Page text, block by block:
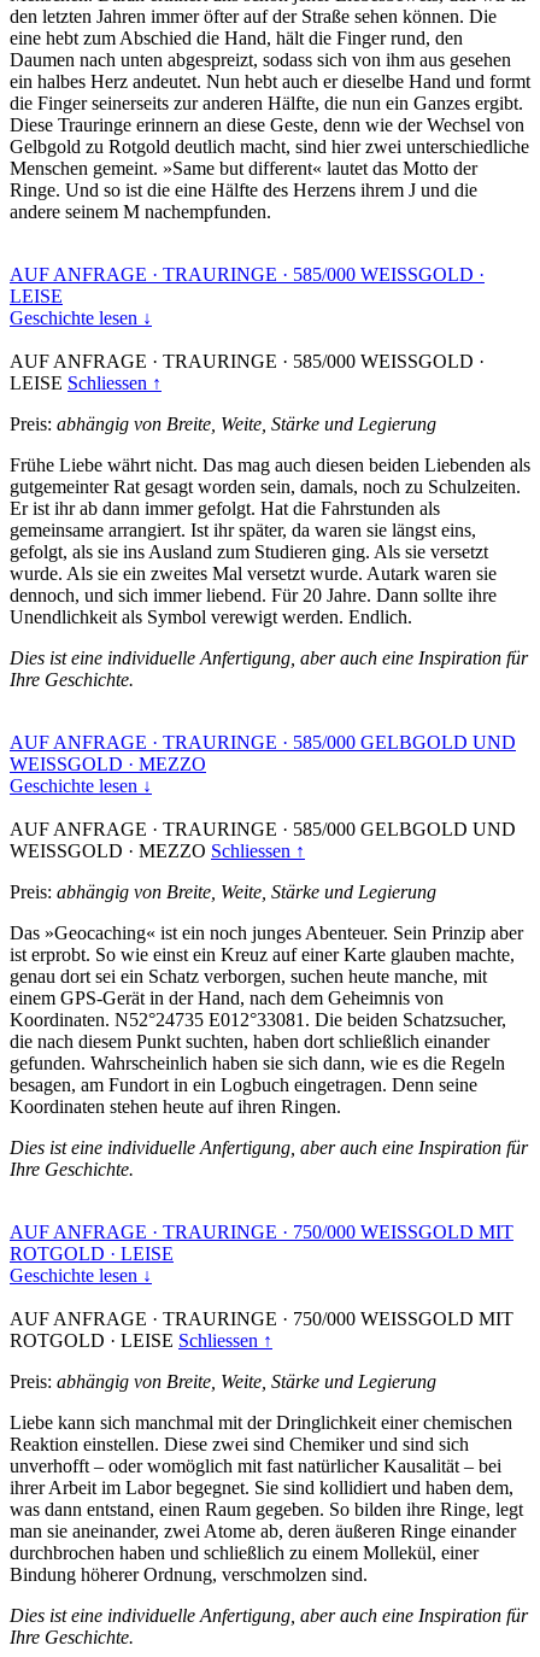
den letzten Jahren immer öfter auf der Straße sehen können. Die
eine hebt zum Abschied die Hand, hält die Finger rund, den
Daumen nach unten abgespreizt, sodass sich von ihm aus gesehen
ein halbes Herz andeutet. Nun hebt auch er dieselbe Hand und formt
die Finger seinerseits zur anderen Hälfte, die nun ein Ganzes ergibt.
Diese Trauringe erinnern an diese Geste, denn wie der Wechsel von
Gelbgold zu Rotgold deutlich macht, sind hier zwei unterschiedliche
Menschen gemeint. »Same but different« lautet das Motto der
Ringe. Und so ist die eine Hälfte des Herzens ihrem J und die
andere seinem M nachempfunden.
AUF ANFRAGE · TRAURINGE · 585/000 WEISSGOLD ·
LEISE
Geschichte lesen ↓
AUF ANFRAGE · TRAURINGE · 585/000 WEISSGOLD ·
LEISE Schliessen ↑
Preis: abhängig von Breite, Weite, Stärke und Legierung
Frühe Liebe währt nicht. Das mag auch diesen beiden Liebenden als
gutgemeinter Rat gesagt worden sein, damals, noch zu Schulzeiten.
Er ist ihr ab dann immer gefolgt. Hat die Fahrstunden als
gemeinsame arrangiert. Ist ihr später, da waren sie längst eins,
gefolgt, als sie ins Ausland zum Studieren ging. Als sie versetzt
wurde. Als sie ein zweites Mal versetzt wurde. Autark waren sie
dennoch, und sich immer liebend. Für 20 Jahre. Dann sollte ihre
Unendlichkeit als Symbol verewigt werden. Endlich.
Dies ist eine individuelle Anfertigung, aber auch eine Inspiration für
Ihre Geschichte.
AUF ANFRAGE · TRAURINGE · 585/000 GELBGOLD UND
WEISSGOLD · MEZZO
Geschichte lesen ↓
AUF ANFRAGE · TRAURINGE · 585/000 GELBGOLD UND
WEISSGOLD · MEZZO Schliessen ↑
Preis: abhängig von Breite, Weite, Stärke und Legierung
Das »Geocaching« ist ein noch junges Abenteuer. Sein Prinzip aber
ist erprobt. So wie einst ein Kreuz auf einer Karte glauben machte,
genau dort sei ein Schatz verborgen, suchen heute manche, mit
einem GPS-Gerät in der Hand, nach dem Geheimnis von
Koordinaten. N52°24735 E012°33081. Die beiden Schatzsucher,
die nach diesem Punkt suchten, haben dort schließlich einander
gefunden. Wahrscheinlich haben sie sich dann, wie es die Regeln
besagen, am Fundort in ein Logbuch eingetragen. Denn seine
Koordinaten stehen heute auf ihren Ringen.
Dies ist eine individuelle Anfertigung, aber auch eine Inspiration für
Ihre Geschichte.
AUF ANFRAGE · TRAURINGE · 750/000 WEISSGOLD MIT
ROTGOLD · LEISE
Geschichte lesen ↓
AUF ANFRAGE · TRAURINGE · 750/000 WEISSGOLD MIT
ROTGOLD · LEISE Schliessen ↑
Preis: abhängig von Breite, Weite, Stärke und Legierung
Liebe kann sich manchmal mit der Dringlichkeit einer chemischen
Reaktion einstellen. Diese zwei sind Chemiker und sind sich
unverhofft – oder womöglich mit fast natürlicher Kausalität – bei
ihrer Arbeit im Labor begegnet. Sie sind kollidiert und haben dem,
was dann entstand, einen Raum gegeben. So bilden ihre Ringe, legt
man sie aneinander, zwei Atome ab, deren äußeren Ringe einander
durchbrochen haben und schließlich zu einem Mollekül, einer
Bindung höherer Ordnung, verschmolzen sind.
Dies ist eine individuelle Anfertigung, aber auch eine Inspiration für
Ihre Geschichte.